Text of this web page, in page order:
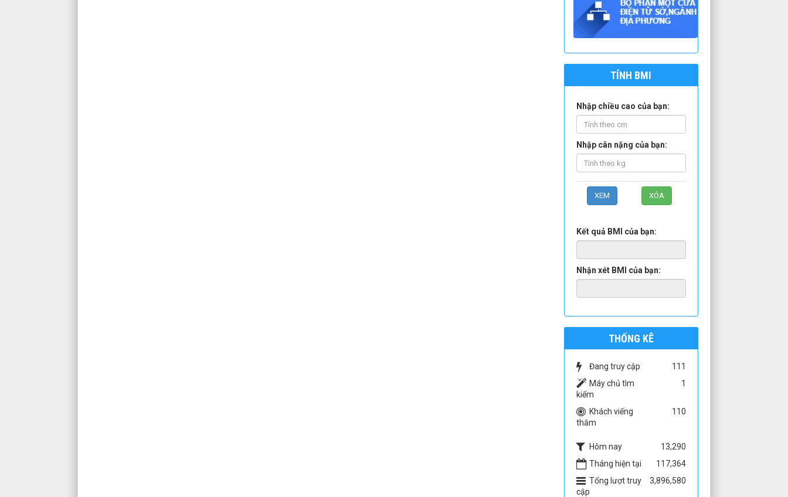
TÍNH BMI
Nhập chiều cao của bạn:
Nhập cân nặng của bạn:
Kết quả BMI của bạn:
Nhận xét BMI của bạn:
THỐNG KÊ
Đang truy cập
111
Máy chủ tìm
kiếm
1
Khách viếng
thăm
110
Hôm nay
13,290
Tháng hiện tại
117,364
Tổng lượt truy
cập
3,896,580